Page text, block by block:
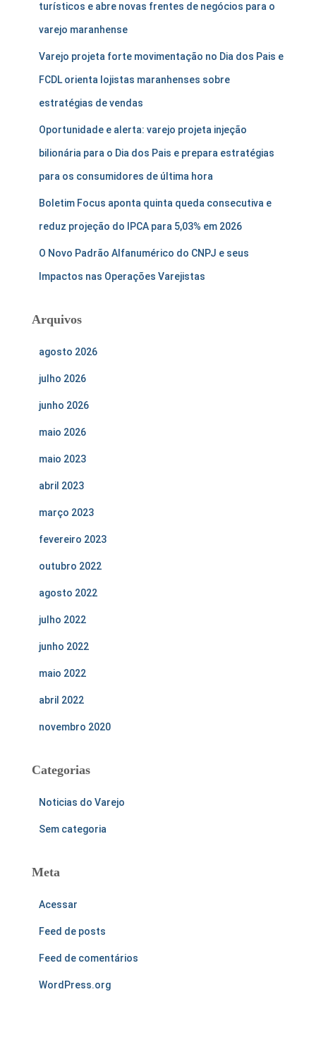
turísticos e abre novas frentes de negócios para o
varejo maranhense
Varejo projeta forte movimentação no Dia dos Pais e
FCDL orienta lojistas maranhenses sobre
estratégias de vendas
Oportunidade e alerta: varejo projeta injeção
bilionária para o Dia dos Pais e prepara estratégias
para os consumidores de última hora
Boletim Focus aponta quinta queda consecutiva e
reduz projeção do IPCA para 5,03% em 2026
O Novo Padrão Alfanumérico do CNPJ e seus
Impactos nas Operações Varejistas
Arquivos
agosto 2026
julho 2026
junho 2026
maio 2026
maio 2023
abril 2023
março 2023
fevereiro 2023
outubro 2022
agosto 2022
julho 2022
junho 2022
maio 2022
abril 2022
novembro 2020
Categorias
Noticias do Varejo
Sem categoria
Meta
Acessar
Feed de posts
Feed de comentários
WordPress.org